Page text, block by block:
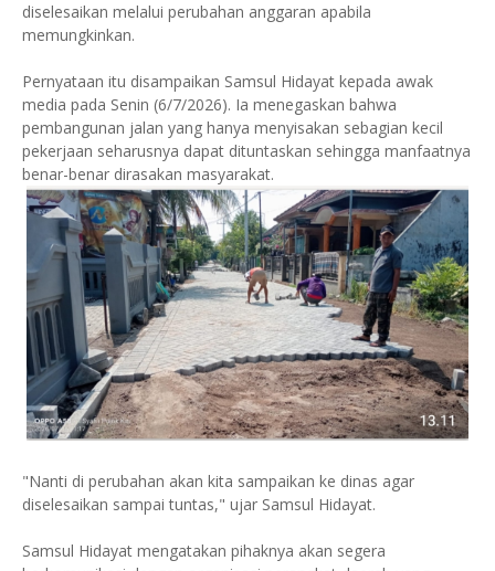
diselesaikan melalui perubahan anggaran apabila
memungkinkan.
Pernyataan itu disampaikan Samsul Hidayat kepada awak
media pada Senin (6/7/2026). Ia menegaskan bahwa
pembangunan jalan yang hanya menyisakan sebagian kecil
pekerjaan seharusnya dapat dituntaskan sehingga manfaatnya
benar-benar dirasakan masyarakat.
"Nanti di perubahan akan kita sampaikan ke dinas agar
diselesaikan sampai tuntas," ujar Samsul Hidayat.
Samsul Hidayat mengatakan pihaknya akan segera